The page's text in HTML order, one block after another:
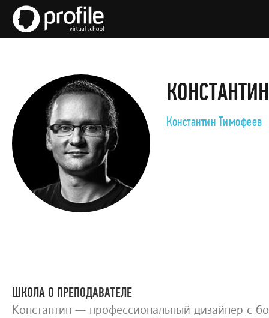
Константин Тимофеев
ШКОЛА О ПРЕПОДАВАТЕЛЕ
Константин — профессиональный дизайнер с